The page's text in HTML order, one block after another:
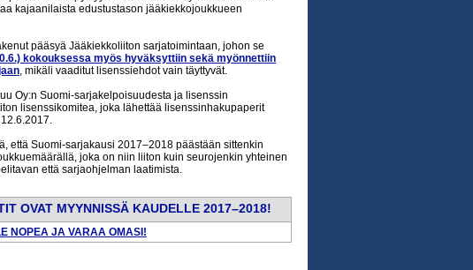
kajaanilaista edustustason jääkiekkojoukkueen
pääsyä Jääkiekkoliiton sarjatoimintaan, johon se
kokouksessa myös hyväksyttiin sekä myönnettiin
, mikäli vaaditut lisenssiehdot vain täyttyvät.
Oy:n Suomi-sarjakelpoisuudesta ja lisenssin
lisenssikomitea, joka lähettää lisenssinhakupaperit
että Suomi-sarjakausi 2017–2018 päästään sittenkin
joka on niin liiton kuin seurojenkin yhteinen
että sarjaohjelman laatimista.
OVAT MYYNNISSÄ KAUDELLE 2017–2018!
NOPEA JA VARAA OMASI!